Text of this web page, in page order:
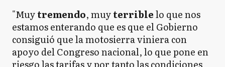
"Muytremendo, muyterriblelo que nos
estamos enterando que es que el Gobierno
consiguió que la motosierra viniera con
apoyo del Congreso nacional, lo que pone en